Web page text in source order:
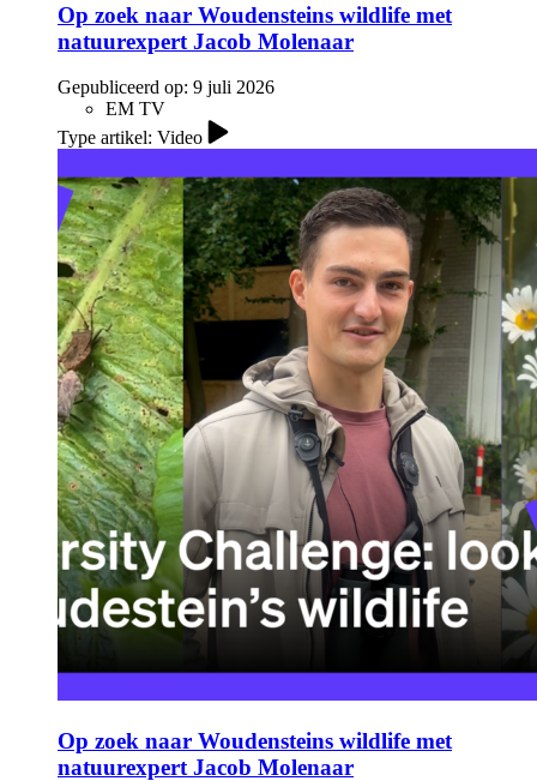
Op zoek naar Woudensteins wildlife met
natuurexpert Jacob Molenaar
Gepubliceerd op: 9 juli 2026
EM TV
Type artikel: Video
Op zoek naar Woudensteins wildlife met
natuurexpert Jacob Molenaar